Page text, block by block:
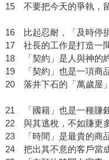
15 不要把今天的爭執，
16 比起忍耐，「及時停
17 社長的工作是打造一
18 「契約」是人與神的
19 「契約」也是一項商
20 落井下石的「萬歲屋」
21 「國籍」也是一種賺
22 與其逃稅，不如賺更
23 「時間」是最貴的商
24 把出其不意的客戶當